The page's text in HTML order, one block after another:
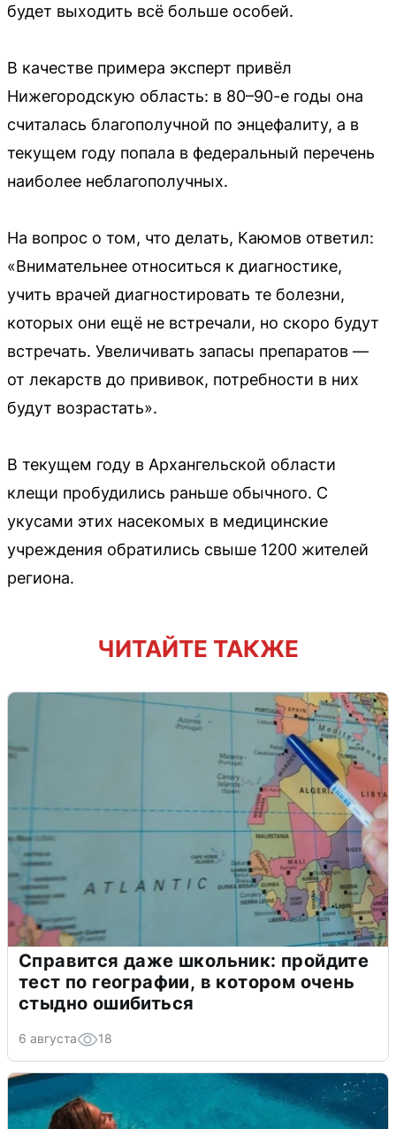
будет выходить всё больше особей.
В качестве примера эксперт привёл
Нижегородскую область: в 80–90-е годы она
считалась благополучной по энцефалиту, а в
текущем году попала в федеральный перечень
наиболее неблагополучных.
На вопрос о том, что делать, Каюмов ответил:
«Внимательнее относиться к диагностике,
учить врачей диагностировать те болезни,
которых они ещё не встречали, но скоро будут
встречать. Увеличивать запасы препаратов —
от лекарств до прививок, потребности в них
будут возрастать».
В текущем году в Архангельской области
клещи пробудились раньше обычного. С
укусами этих насекомых в медицинские
учреждения обратились свыше 1200 жителей
региона.
ЧИТАЙТЕ ТАКЖЕ
Справится даже школьник: пройдите
тест по географии, в котором очень
стыдно ошибиться
6 августа 18